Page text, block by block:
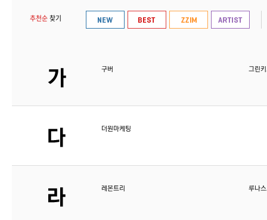
추천순 찾기
구버 그린
더원마케팅
레몬트리 루나